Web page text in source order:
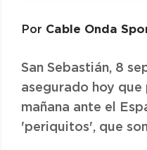
Por Cable Onda
San Sebastián, 8
asegurado hoy
mañana ante el
'periquitos', que